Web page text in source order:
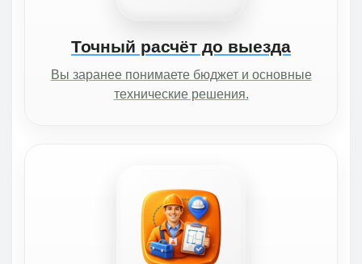
Точный расчёт до выезда
Вы заранее понимаете бюджет и основные
технические решения.